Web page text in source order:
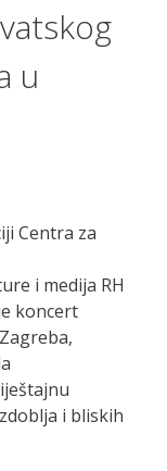
u
Centra za
i medija RH
koncert
i bliskih